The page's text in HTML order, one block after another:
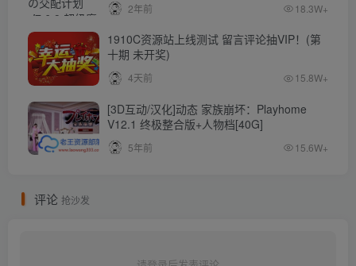
2年前 18.3W+
1910C资源站上线测试 留言评论抽VIP！(第
十期 未开奖)
4天前 15.8W+
[3D互动/汉化]动态 家族崩坏：Playhome
V12.1 终极整合版+人物档[40G]
5年前 15.6W+
评论 抢沙发